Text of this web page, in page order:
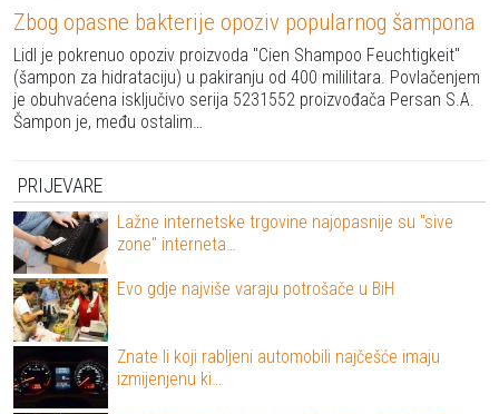
Zbog opasne bakterije opoziv popularnog šampona
Lidl je pokrenuo opoziv proizvoda "Cien Shampoo Feuchtigkeit"
(šampon za hidrataciju) u pakiranju od 400 mililitara. Povlačenjem
je obuhvaćena isključivo serija 5231552 proizvođača Persan S.A.
Šampon je, među ostalim…
PRIJEVARE
Lažne internetske trgovine najopasnije su "sive
zone" interneta…
Evo gdje najviše varaju potrošače u BiH
Znate li koji rabljeni automobili najčešće imaju
izmijenjenu ki…